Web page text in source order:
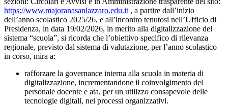
https://www.majoranasanlazzaro.edu.it , a partire dall’inizio
dell’anno scolastico 2025/26, e all’incontro tenutosi nell’Ufficio di
Presidenza, in data 19/02/2026, in merito alla digitalizzazione del
sistema “scuola”, si ricorda che l’obiettivo specifico di rilevanza
regionale, previsto dal sistema di valutazione, per l’anno scolastico
in corso, mira a:
rafforzare la governance interna alla scuola in materia di
digitalizzazione, incrementandone il coinvolgimento del
personale docente e ata, per un utilizzo consapevole delle
tecnologie digitali, nei processi organizzativi.